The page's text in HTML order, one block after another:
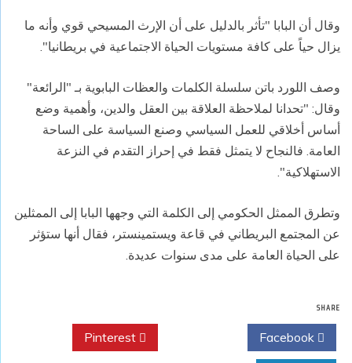
وقال أن البابا "تأثر بالدليل على أن الإرث المسيحي قوي وأنه ما
يزال حياً على كافة مستويات الحياة الاجتماعية في بريطانيا".
وصف اللورد باتن سلسلة الكلمات والعظات البابوية بـ "الرائعة"
وقال: "تحدانا لملاحظة العلاقة بين العقل والدين، وأهمية وضع
أساس أخلاقي للعمل السياسي وصنع السياسة على الساحة
العامة. فالنجاح لا يتمثل فقط في إحراز التقدم في النزعة
الاستهلاكية".
وتطرق الممثل الحكومي إلى الكلمة التي وجهها البابا إلى الممثلين
عن المجتمع البريطاني في قاعة ويستمينستر، فقال أنها ستؤثر
على الحياة العامة على مدى سنوات عديدة.
SHARE